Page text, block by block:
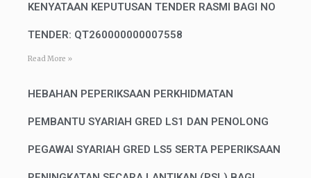
KENYATAAN KEPUTUSAN TENDER RASMI BAGI NO
TENDER: QT260000000007558
Read More »
HEBAHAN PEPERIKSAAN PERKHIDMATAN
PEMBANTU SYARIAH GRED LS1 DAN PENOLONG
PEGAWAI SYARIAH GRED LS5 SERTA PEPERIKSAAN